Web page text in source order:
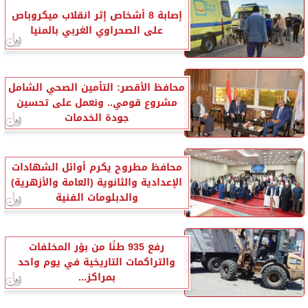
إصابة 8 أشخاص إثر انقلاب ميكروباص
على الصحراوي الغربي بالمنيا
محافظ الأقصر: التأمين الصحي الشامل
مشروع قومي.. ونعمل على تحسين
جودة الخدمات
محافظ مطروح يكرم أوائل الشهادات
الإعدادية والثانوية (العامة والأزهرية)
والدبلومات الفنية
رفع 935 طنًا من بؤر المخلفات
والتراكمات التاريخية في يوم واحد
بمراكز...